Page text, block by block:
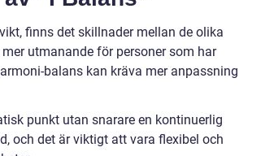
finns det skillnader mellan de olika
utmanande för personer som har
balans kan kräva mer anpassning
punkt utan snarare en kontinuerlig
och det är viktigt att vara flexibel och